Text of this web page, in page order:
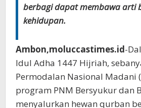
berbagi dapat membawa arti
kehidupan.
Ambon,moluccastimes.id-
Idul Adha 1447 Hijriah,
Permodalan Nasional Madani
program PNM Bersyukur dan
menyalurkan hewan qurban